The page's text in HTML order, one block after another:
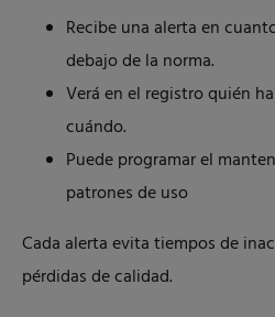
Recibe una alerta en
debajo de la norma.
Verá en el registro quién
cuándo.
Puede programar el
patrones de uso
Cada alerta evita tiempos de
pérdidas de calidad.